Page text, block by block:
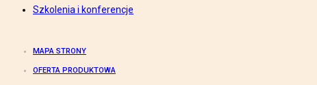
Szkolenia i konferencje
MAPA STRONY
OFERTA PRODUKTOWA